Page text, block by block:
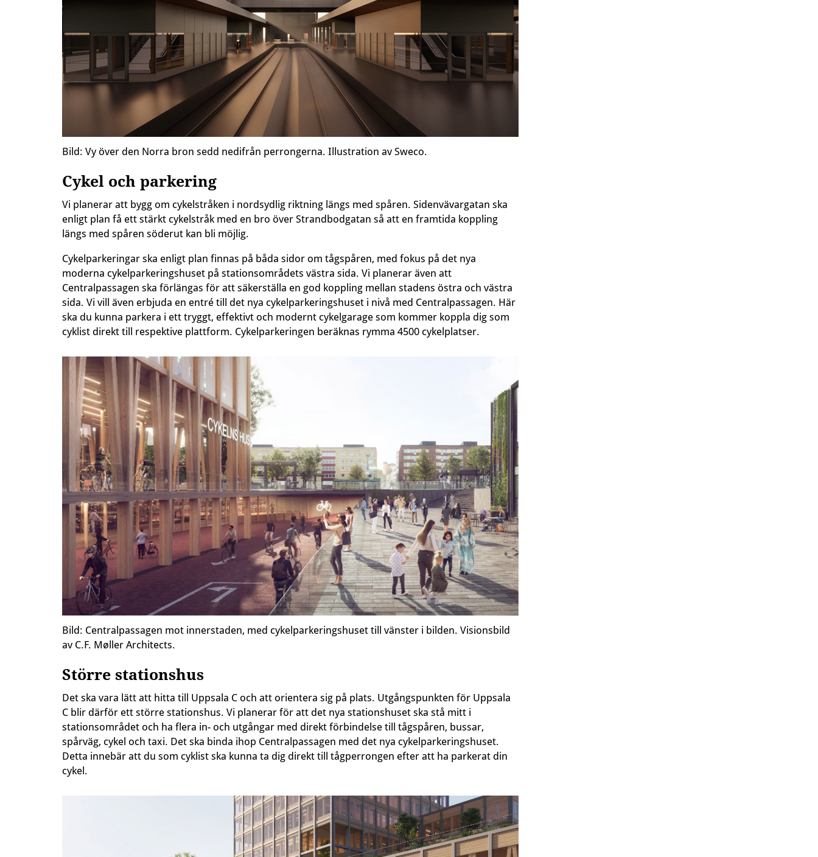
Bild: Vy över den Norra bron sedd nedifrån perrongerna. Illustration av Sweco.
Cykel och parkering
Vi planerar att bygg om cykelstråken i nordsydlig riktning längs med spåren. Sidenvävargatan ska
enligt plan få ett stärkt cykelstråk med en bro över Strandbodgatan så att en framtida koppling
längs med spåren söderut kan bli möjlig.
Cykelparkeringar ska enligt plan finnas på båda sidor om tågspåren, med fokus på det nya
moderna cykelparkeringshuset på stationsområdets västra sida. Vi planerar även att
Centralpassagen ska förlängas för att säkerställa en god koppling mellan stadens östra och västra
sida. Vi vill även erbjuda en entré till det nya cykelparkeringshuset i nivå med Centralpassagen. Här
ska du kunna parkera i ett tryggt, effektivt och modernt cykelgarage som kommer koppla dig som
cyklist direkt till respektive plattform. Cykelparkeringen beräknas rymma 4500 cykelplatser.
Bild: Centralpassagen mot innerstaden, med cykelparkeringshuset till vänster i bilden. Visionsbild
av C.F. Møller Architects.
Större stationshus
Det ska vara lätt att hitta till Uppsala C och att orientera sig på plats. Utgångspunkten för Uppsala
C blir därför ett större stationshus. Vi planerar för att det nya stationshuset ska stå mitt i
stationsområdet och ha flera in- och utgångar med direkt förbindelse till tågspåren, bussar,
spårväg, cykel och taxi. Det ska binda ihop Centralpassagen med det nya cykelparkeringshuset.
Detta innebär att du som cyklist ska kunna ta dig direkt till tågperrongen efter att ha parkerat din
cykel.